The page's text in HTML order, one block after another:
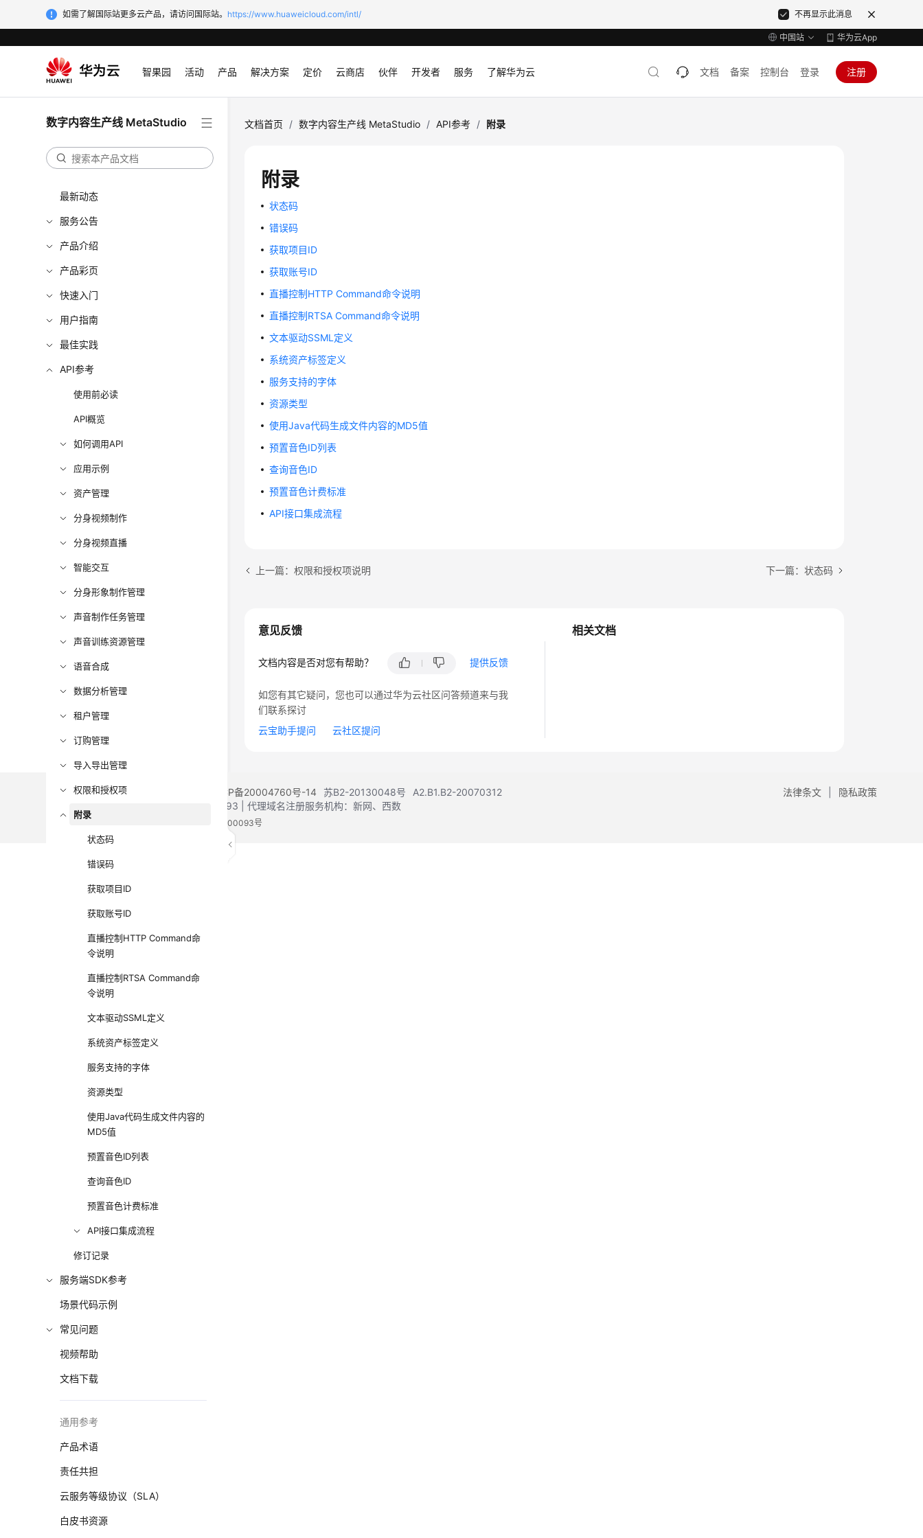
如需了解国际站更多云产品，请访问国际站。 https://www.huaweicloud.com/intl/ 不再显示此消息
中国站 华为云App
智果园 活动 产品 解决方案 定价 云商店 伙伴 开发者 服务 了解华为云 文档 备案 控制台 登录 注册
数字内容生产线 MetaStudio
最新动态
服务公告
产品介绍
产品彩页
快速入门
用户指南
最佳实践
API参考
使用前必读
API概览
如何调用API
应用示例
资产管理
分身视频制作
分身视频直播
智能交互
分身形象制作管理
声音制作任务管理
声音训练资源管理
语音合成
数据分析管理
租户管理
订购管理
导入导出管理
权限和授权项
附录
状态码
错误码
获取项目ID
获取账号ID
直播控制HTTP Command命
令说明
直播控制RTSA Command命
令说明
文本驱动SSML定义
系统资产标签定义
服务支持的字体
资源类型
使用Java代码生成文件内容的
MD5值
预置音色ID列表
查询音色ID
预置音色计费标准
API接口集成流程
修订记录
服务端SDK参考
场景代码示例
常见问题
视频帮助
文档下载
通用参考
产品术语
责任共担
云服务等级协议（SLA）
白皮书资源
文档首页 / 数字内容生产线 MetaStudio / API参考 / 附录
附录
状态码
错误码
获取项目ID
获取账号ID
直播控制HTTP Command命令说明
直播控制RTSA Command命令说明
文本驱动SSML定义
系统资产标签定义
服务支持的字体
资源类型
使用Java代码生成文件内容的MD5值
预置音色ID列表
查询音色ID
预置音色计费标准
API接口集成流程
上一篇：权限和授权项说明 下一篇：状态码
相关文档
意见反馈
文档内容是否对您有帮助？ 提供反馈
如您有其它疑问，您也可以通过华为云社区问答频道来与我
们联系探讨
云宝助手提问
云社区提问
法律条文 隐私政策
©2026 Huaweicloud.com 版权所有 黔ICP备20004760号-14 苏B2-20130048号
A2.B1.B2-20070312
增值电信业务经营许可证：B1.B2-20200593 | 代理域名注册服务机构：新网、西数
电子营业执照 贵公网安备 52990002000093号